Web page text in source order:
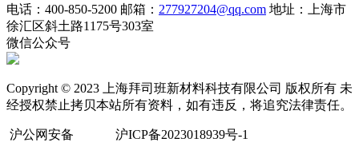
电话：400-850-5200 邮箱： 277927204@qq.com 地址：上海市
徐汇区斜土路1175号303室
微信公众号
Copyright © 2023 上海拜司班新材料科技有限公司 版权所有 未
经授权禁止拷贝本站所有资料，如有违反，将追究法律责任。
沪公网安备 沪ICP备2023018939号-1